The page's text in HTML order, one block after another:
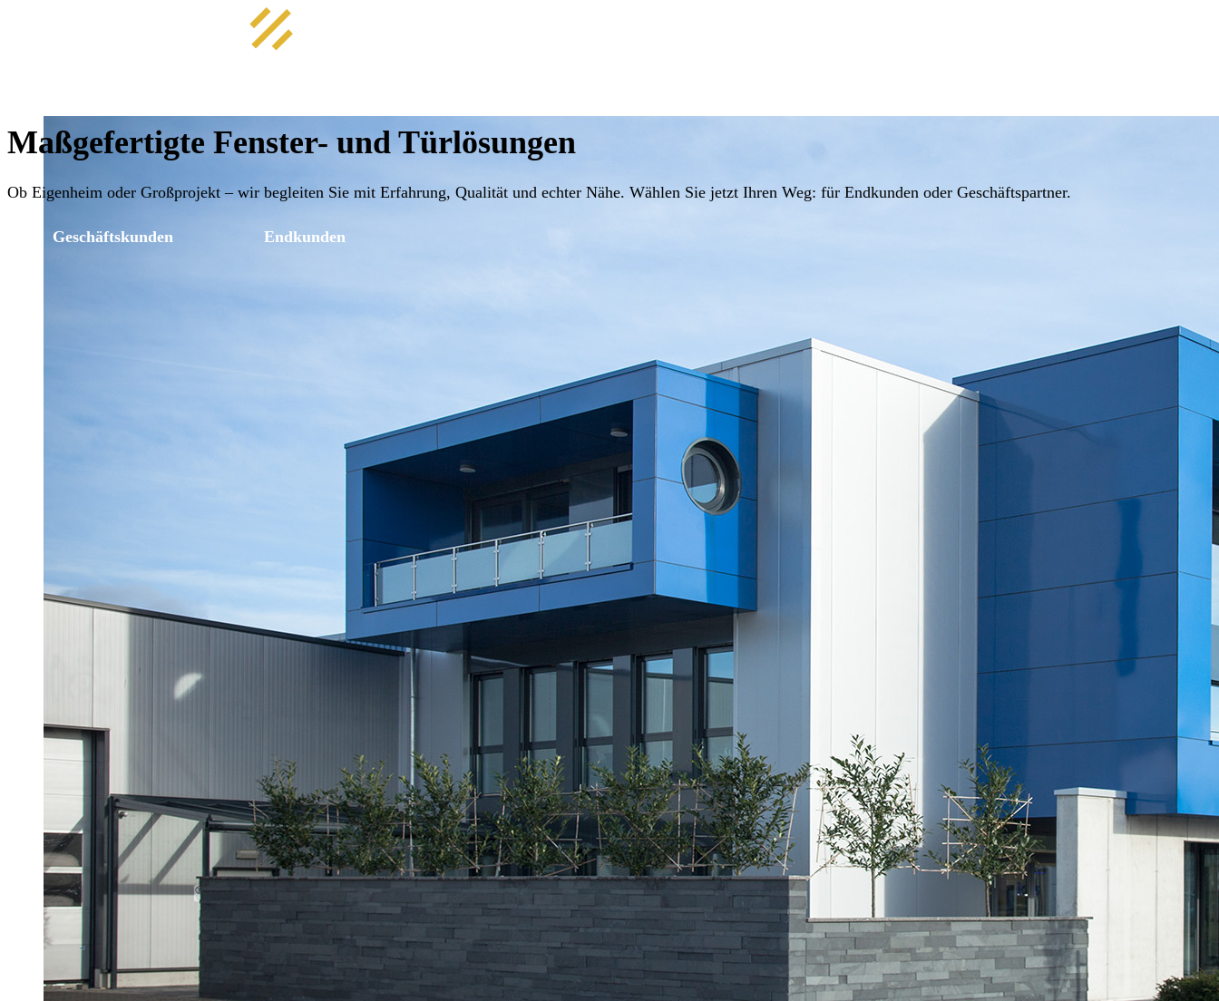
Maßgefertigte Fenster- und Türlösungen
Ob Eigenheim oder Großprojekt – wir begleiten Sie mit Erfahrung, Qualität und echter Nähe. Wählen Sie jetzt Ihren Weg: für Endkunden oder Geschäftspartner.
Geschäftskunden Endkunden